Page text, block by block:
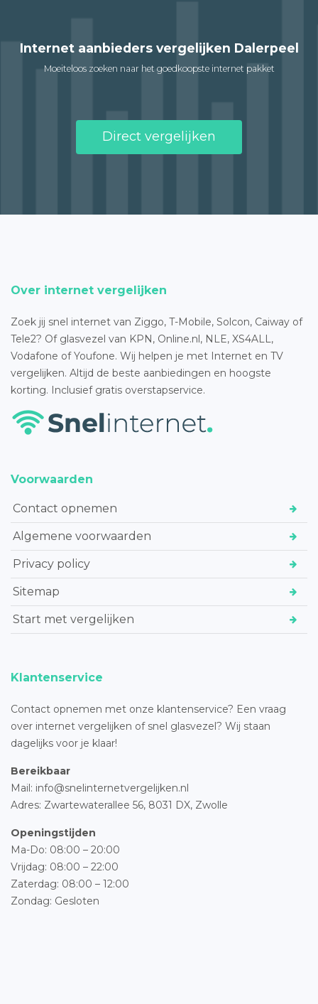
Internet aanbieders vergelijken Dalerpeel
Moeiteloos zoeken naar het goedkoopste internet pakket
Direct vergelijken
Over internet vergelijken
Zoek jij snel internet van Ziggo, T-Mobile, Solcon, Caiway of
Tele2? Of glasvezel van KPN, Online.nl, NLE, XS4ALL,
Vodafone of Youfone. Wij helpen je met Internet en TV
vergelijken. Altijd de beste aanbiedingen en hoogste
korting. Inclusief gratis overstapservice.
Voorwaarden
Contact opnemen
Algemene voorwaarden
Privacy policy
Sitemap
Start met vergelijken
Klantenservice
Contact opnemen met onze klantenservice? Een vraag
over internet vergelijken of snel glasvezel? Wij staan
dagelijks voor je klaar!
Bereikbaar
Mail: info@snelinternetvergelijken.nl
Adres: Zwartewaterallee 56, 8031 DX, Zwolle
Openingstijden
Ma-Do: 08:00 – 20:00
Vrijdag: 08:00 – 22:00
Zaterdag: 08:00 – 12:00
Zondag: Gesloten